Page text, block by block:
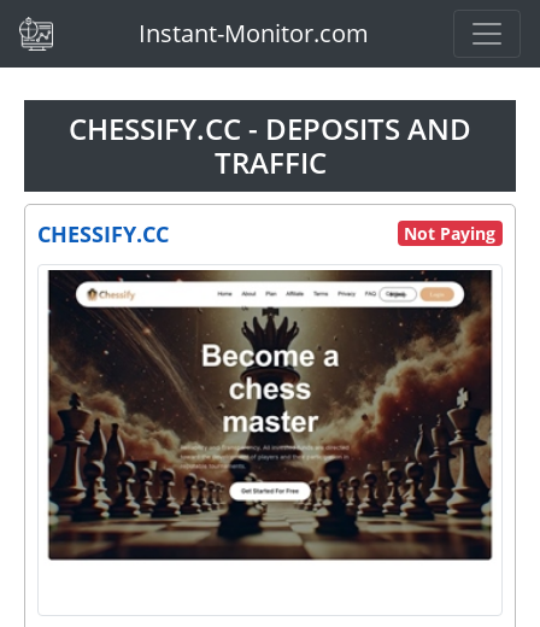
(current)Instant-Monitor.com
CHESSIFY.CC - DEPOSITS AND
TRAFFIC
CHESSIFY.CC Not Paying